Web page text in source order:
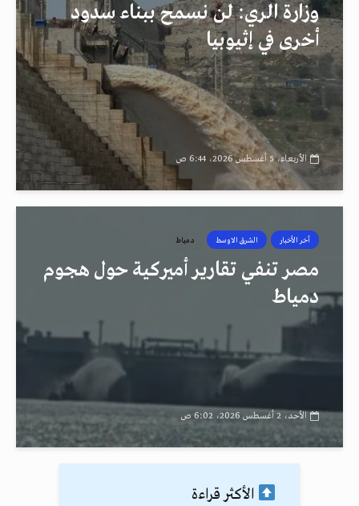
وزارة الري: لن نسمح ببناء سدود
أخرى في إثيوبيا
الأربعاء، 5 أغسطس 2026، 6:44 ص
أخر الأخبار الشرق الاوسط دمياط
مصر تنفي تقارير أميركية حول هجوم
دمياط
الأحد، 2 أغسطس 2026، 6:02 ص
الأكثر قراءة